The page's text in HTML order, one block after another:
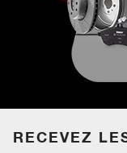
RECEVEZ